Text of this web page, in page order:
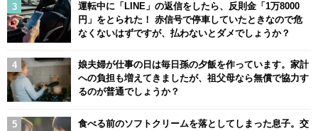
運転中に「LINE」の返信をしたら、反則金「1万8000
円」をとられた！ 赤信号で停車していたときなので危
なくないはずですが、払わないとダメでしょうか？
娘夫婦が仕事の日は毎日孫の夕飯を作っています。家計
への負担も増えてきましたが、祖父母なら無償で協力す
るのが普通でしょうか？
食べる前のソフトクリームを落としてしまった息子。交